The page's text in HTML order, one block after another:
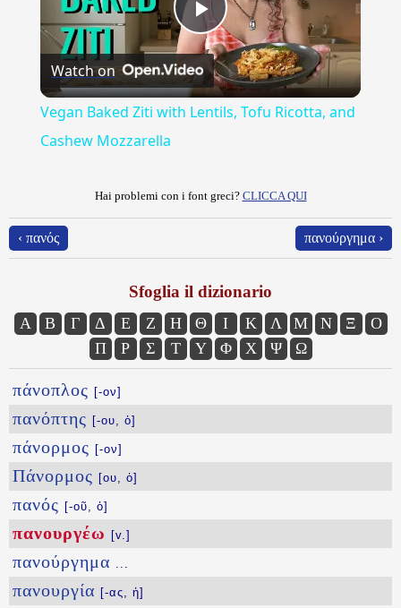
Play
Video
Watch on
Vegan Baked Ziti with Lentils, Tofu Ricotta, and
Cashew Mozzarella
Hai problemi con i font greci? CLICCA QUI
‹ πανός πανούργημα ›
Sfoglia il dizionario
Α Β Γ Δ Ε Ζ Η Θ Ι Κ Λ Μ Ν Ξ
Ο
Π
Ρ Σ Τ Υ Φ Χ Ψ Ω
πάνοπλος [-ον]
πανόπτης [-ου, ὁ]
πάνορμος [-ον]
Πάνορμος [ου, ὁ]
πανός [-οῦ, ὁ]
πανουργέω [v.]
πανούργημα ...
πανουργία [-ας, ἡ]